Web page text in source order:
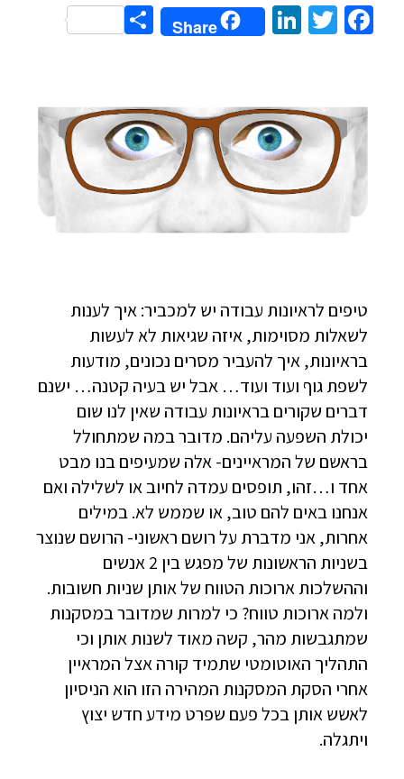
Facebook
Twitter
LinkedIn
Share
Share
טיפים לראיונות עבודה יש למכביר: איך לענות
לשאלות מסוימות, איזה שגיאות לא לעשות
בראיונות, איך להעביר מסרים נכונים, מודעות
לשפת גוף ועוד ועוד… אבל יש בעיה קטנה… ישנם
דברים שקורים בראיונות עבודה שאין לנו שום
יכולת השפעה עליהם. מדובר במה שמתחולל
בראשם של המראיינים- אלה שמעיפים בנו מבט
אחד ו…זהו, תופסים עמדה לחיוב או לשלילה ואם
אנחנו באים להם טוב, או שממש לא. במילים
אחרות, אני מדברת על רושם ראשוני- הרושם שנוצר
בשניות הראשונות של מפגש בין 2 אנשים
וההשלכות ארוכות הטווח של אותן שניות חשובות.
ולמה ארוכות טווח? כי למרות שמדובר במסקנות
שמתגבשות מהר, קשה מאוד לשנות אותן וכי
התהליך האוטומטי שתמיד קורה אצל המראיין
אחרי הסקת המסקנות המהירה הזו הוא הניסיון
לאשש אותן בכל פעם שפרט מידע חדש יצוץ
ויתגלה.